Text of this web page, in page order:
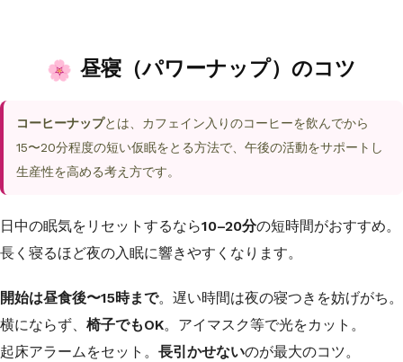
昼寝（パワーナップ）のコツ
コーヒーナップとは、カフェイン入りのコーヒーを飲んでから
15〜20分程度の短い仮眠をとる方法で、午後の活動をサポートし
生産性を高める考え方です。
日中の眠気をリセットするなら10–20分の短時間がおすすめ。
長く寝るほど夜の入眠に響きやすくなります。
開始は昼食後〜15時まで。遅い時間は夜の寝つきを妨げがち。
横にならず、 椅子でもOK。アイマスク等で光をカット。
起床アラームをセット。 長引かせないのが最大のコツ。